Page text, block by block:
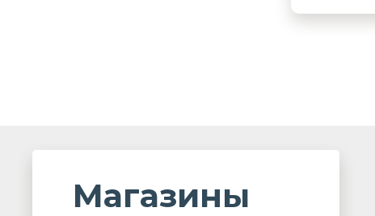
Магазины